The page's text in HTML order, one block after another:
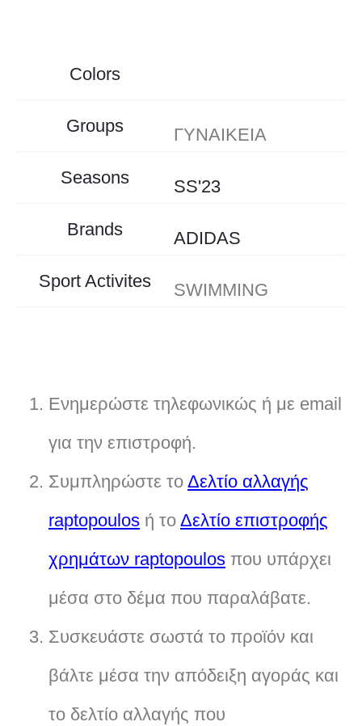
Colors
Groups ΓΥΝΑΙΚΕΙΑ
Seasons SS'23
Brands ADIDAS
Sport Activites SWIMMING
Ενημερώστε τηλεφωνικώς ή με email
για την επιστροφή.
Συμπληρώστε το Δελτίο αλλαγής
raptopoulos ή το Δελτίο επιστροφής
χρημάτων raptopoulos που υπάρχει
μέσα στο δέμα που παραλάβατε.
Συσκευάστε σωστά το προϊόν και
βάλτε μέσα την απόδειξη αγοράς και
το δελτίο αλλαγής που